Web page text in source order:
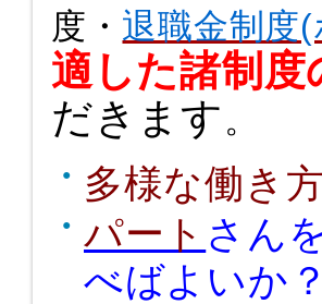
度・ 退職金制度
適した諸制度
だきます。
多様な働き
パート さん
べばよいか？